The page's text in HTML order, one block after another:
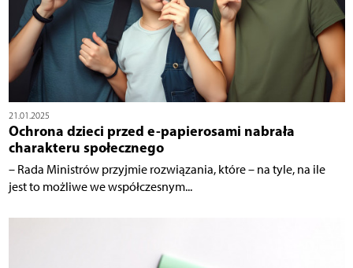
21.01.2025
Ochrona dzieci przed e-papierosami nabrała
charakteru społecznego
– Rada Ministrów przyjmie rozwiązania, które – na tyle, na ile
jest to możliwe we współczesnym...